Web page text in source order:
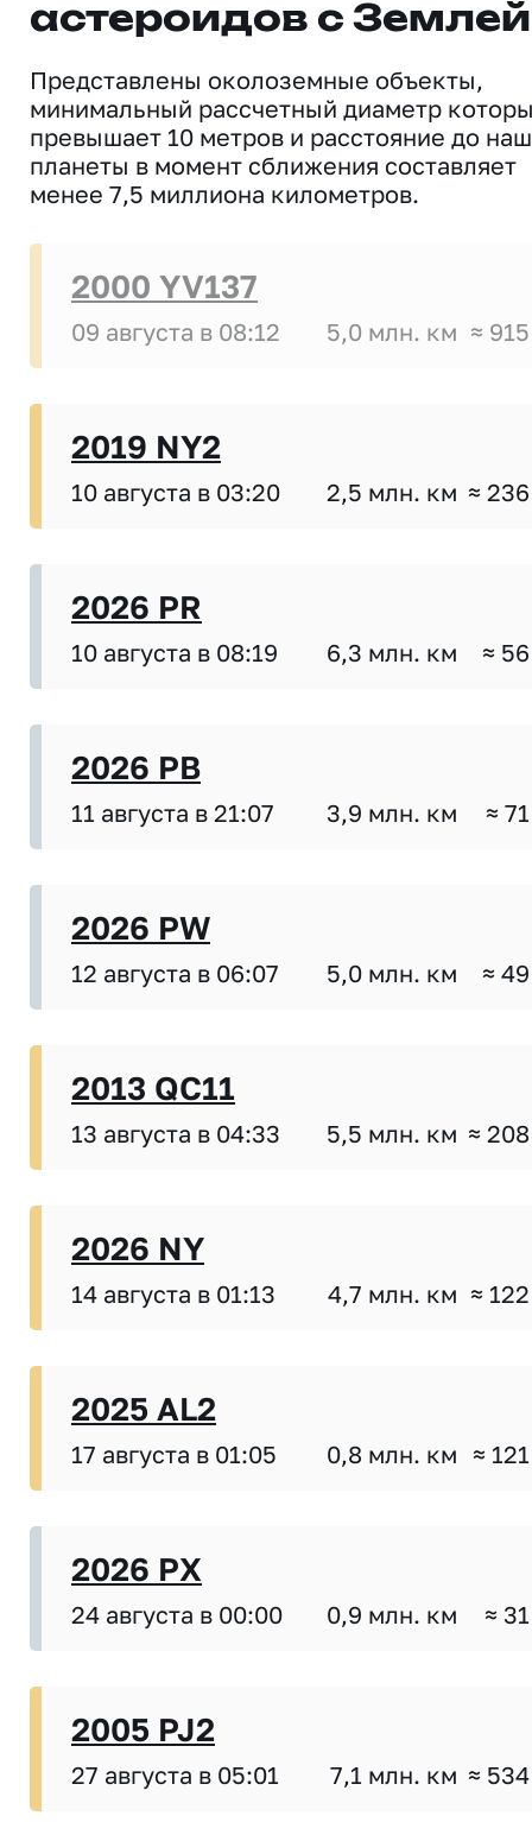
астероидов с Землей
Представлены околоземные объекты,
минимальный рассчетный диаметр
превышает 10 метров и расстояние до
планеты в момент сближения составляет
менее 7,5 миллиона километров.
2000 YV137
09 августа в 08:12 5,0 млн. км ≈
2019 NY2
10 августа в 03:20 2,5 млн. км ≈
2026 PR
10 августа в 08:19 6,3 млн. км ≈
2026 PB
11 августа в 21:07 3,9 млн. км ≈
2026 PW
12 августа в 06:07 5,0 млн. км ≈
2013 QC11
13 августа в 04:33 5,5 млн. км ≈
2026 NY
14 августа в 01:13 4,7 млн. км ≈
2025 AL2
17 августа в 01:05 0,8 млн. км ≈
2026 PX
24 августа в 00:00 0,9 млн. км ≈
2005 PJ2
27 августа в 05:01 7,1 млн. км ≈